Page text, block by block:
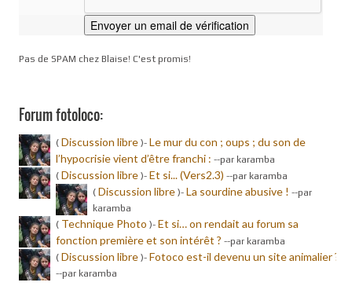
Pas de SPAM chez Blaise! C'est promis!
Forum fotoloco:
( Discussion libre )- Le mur du con ; oups ; du son de
l’hypocrisie vient d’être franchi : --par karamba
( Discussion libre )- Et si... (Vers2.3) --par karamba
( Discussion libre )- La sourdine abusive ! --par
karamba
( Technique Photo )- Et si… on rendait au forum sa
fonction première et son intérêt ? --par karamba
( Discussion libre )- Fotoco est-il devenu un site animalier ?
--par karamba